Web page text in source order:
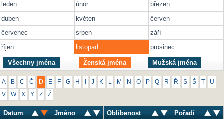
leden únor
březen
duben
květen
červen
červenec
srpen
září
říjen
listopad prosinec
Všechny jména Ženská jména Mužská jména
A B C Č D E F G H J K M N O P Q R Ř S Š U
V W X Y Z Ž
Datum Jméno Oblíbenost Pořadí